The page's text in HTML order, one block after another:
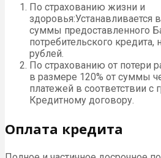
По страхованию жизни и
здоровья:Устанавливается
суммы предоставленного
потребительского кредита,
рублей.
По страхованию от потери
в размере 120% от суммы
платежей в соответствии с
Кредитному договору.
Оплата кредита